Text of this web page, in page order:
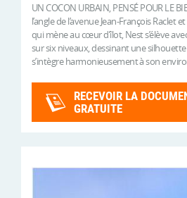
UN COCON URBAIN, PENSÉ POUR LE
l’angle de l’avenue Jean-François Raclet
qui mène au cœur d’îlot, Nest s’élève
sur six niveaux, dessinant une
s’intègre harmonieusement à son
RECEVOIR LA
GRATUITE